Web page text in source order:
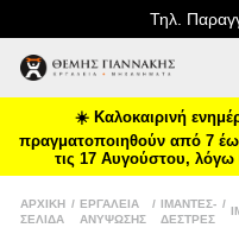
Τηλ.
ΠΡΟΪΌΝΤΑ
ΠΡΟΣΦΟΡΈΣ
☀️ Καλοκαιρινή
πραγματοποιηθούν από 7
τις 17 Αυγούστου, λόγω
ΑΡΧΙΚΉ
ΣΕΛΊΔΑ
/ ΕΡΓΑΛΕΊΑ
ΑΝΎΨΩΣΗΣ
/ ΙΜΆΝΤΕΣ-
ΔΈΣΤΡΕΣ
/